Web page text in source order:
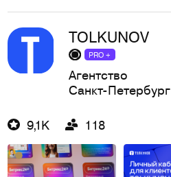
TOLKUNOV
PRO +
Агентство
Санкт-Петербург
9,1K 118